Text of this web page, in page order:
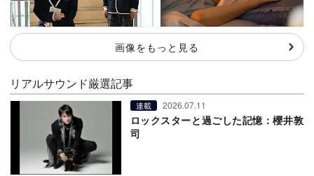
画像をもっと見る
リアルサウンド厳選記事
連載 2026.07.11
ロックスターと過ごした記憶：櫻井敦
司